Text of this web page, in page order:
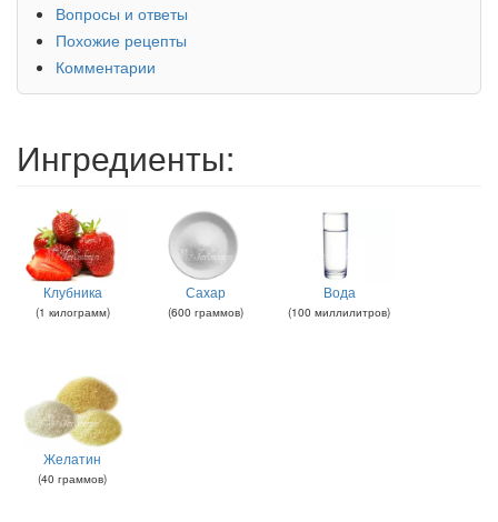
Вопросы и ответы
Похожие рецепты
Комментарии
Ингредиенты:
Клубника
(1 килограмм)
Сахар
(600 граммов)
Вода
(100 миллилитров)
Желатин
(40 граммов)